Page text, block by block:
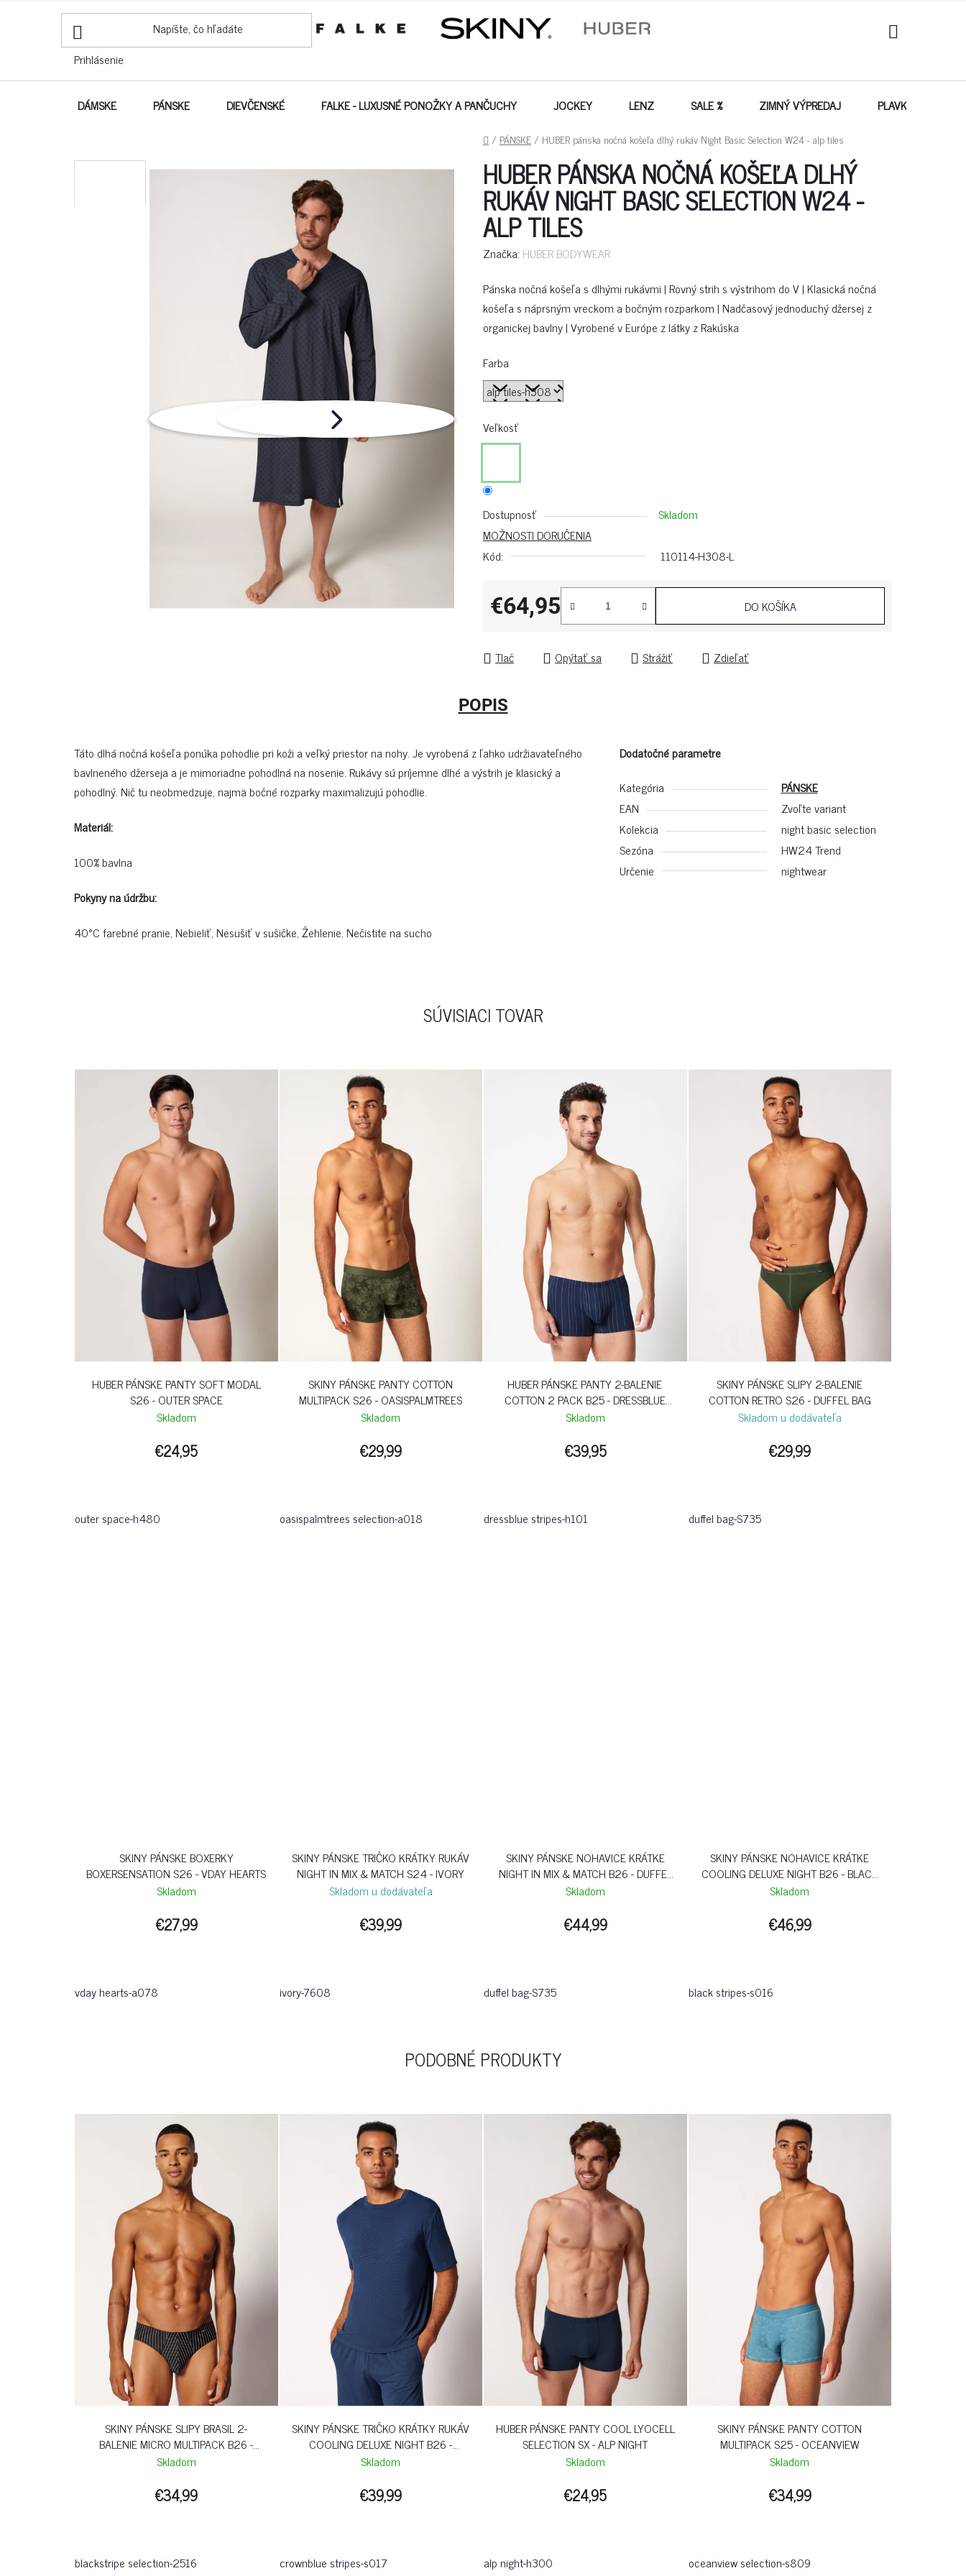
NÁKUPNÝ
KOŠÍK
Prihlásenie
DÁMSKE PÁNSKE DIEVČENSKÉ FALKE - LUXUSNÉ PONOŽKY A PANČUCHY JOCKEY LENZ SALE % ZIMNÝ VÝPREDAJ PLAVKY -
DOMOV
/ PÁNSKE/ HUBER pánska nočná košeľa dlhý rukáv Night Basic Selection W24 - alp tiles
HUBER PÁNSKA NOČNÁ KOŠEĽA DLHÝ
RUKÁV NIGHT BASIC SELECTION W24 -
ALP TILES
Značka: HUBER BODYWEAR
Pánska nočná košeľa s dlhými rukávmi | Rovný strih s výstrihom do V | Klasická nočná
košeľa s náprsným vreckom a bočným rozparkom | Nadčasový jednoduchý džersej z
organickej bavlny | Vyrobené v Európe z látky z Rakúska
Farba
Veľkosť
Dostupnosť
Skladom
MOŽNOSTI DORUČENIA
Kód:
110114-H308-L
€64,95
Jednotková cena:
DO KOŠÍKA
Tlač Opýtať sa Strážiť Zdieľať
POPIS
Táto dlhá nočná košeľa ponúka pohodlie pri koži a veľký priestor na nohy. Je vyrobená z ľahko udržiavateľného
bavlneného džerseja a je mimoriadne pohodlná na nosenie. Rukávy sú príjemne dlhé a výstrih je klasický a
pohodlný. Nič tu neobmedzuje, najmä bočné rozparky maximalizujú pohodlie.
Materiál:
100% bavlna
Pokyny na údržbu:
40°C farebné pranie, Nebieliť, Nesušiť v sušičke, Žehlenie, Nečistite na sucho
Dodatočné parametre
Kategória
PÁNSKE
EAN
Zvoľte variant
Kolekcia
night basic selection
Sezóna
HW24 Trend
Určenie
nightwear
SÚVISIACI TOVAR
HUBER PÁNSKE PANTY SOFT MODAL
S26 - OUTER SPACE
Skladom
€24,95
outer space-h480
SKINY PÁNSKE PANTY COTTON
MULTIPACK S26 - OASISPALMTREES
Skladom
€29,99
oasispalmtrees selection-a018
HUBER PÁNSKE PANTY 2-BALENIE
COTTON 2 PACK B25 - DRESSBLUE
STRIPES
Skladom
€39,95
dressblue stripes-h101
SKINY PÁNSKE SLIPY 2-BALENIE
COTTON RETRO S26 - DUFFEL BAG
Skladom u dodávateľa
€29,99
duffel bag-S735
SKINY PÁNSKE BOXERKY
BOXERSENSATION S26 - VDAY HEARTS
Skladom
€27,99
vday hearts-a078
SKINY PÁNSKE TRIČKO KRÁTKY RUKÁV
NIGHT IN MIX & MATCH S24 - IVORY
Skladom u dodávateľa
€39,99
ivory-7608
SKINY PÁNSKE NOHAVICE KRÁTKE
NIGHT IN MIX & MATCH B26 - DUFFEL
BAG
Skladom
€44,99
duffel bag-S735
SKINY PÁNSKE NOHAVICE KRÁTKE
COOLING DELUXE NIGHT B26 - BLACK
STRIPES
Skladom
€46,99
black stripes-s016
PODOBNÉ PRODUKTY
SKINY PÁNSKE SLIPY BRASIL 2-
BALENIE MICRO MULTIPACK B26 -
BLACK STRIPE
Skladom
€34,99
blackstripe selection-2516
SKINY PÁNSKE TRIČKO KRÁTKY RUKÁV
COOLING DELUXE NIGHT B26 -
CROWNBLUE STRIPES
Skladom
€39,99
crownblue stripes-s017
HUBER PÁNSKE PANTY COOL LYOCELL
SELECTION SX - ALP NIGHT
Skladom
€24,95
alp night-h300
SKINY PÁNSKE PANTY COTTON
MULTIPACK S25 - OCEANVIEW
Skladom
€34,99
oceanview selection-s809